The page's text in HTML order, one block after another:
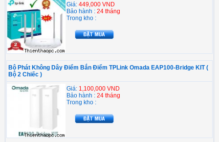
Giá: 449,000 VND
Bảo hành : 24 tháng
Trong kho :
Bộ Phát Không Dây Điểm Bắn Điểm TPLink Omada EAP100-Bridge KIT (
Bộ 2 Chiếc )
Giá: 1,100,000 VND
Bảo hành : 24 tháng
Trong kho :